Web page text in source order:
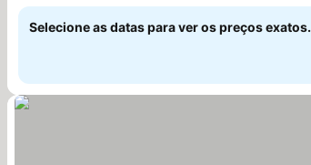
Selecione as datas para ver os preços exatos.